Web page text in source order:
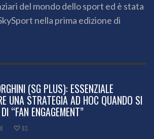
del mondo dello sport ed è stata
nella prima edizione di
(SG PLUS): ESSENZIALE
UNA STRATEGIA AD HOC QUANDO SI
“FAN ENGAGEMENT”
83